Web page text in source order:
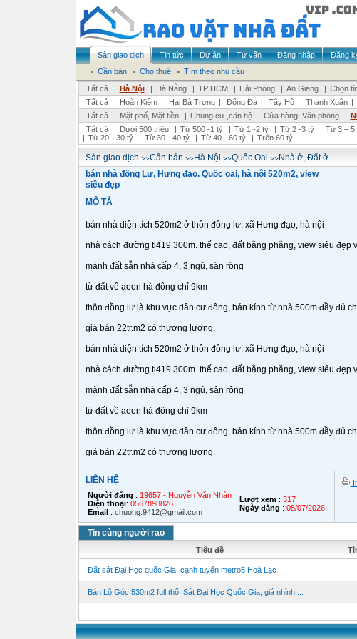
Sàn giao dịch Tin tức Dự án Tư vấn Đăng nhập Đăng
Cần bán
Cho thuê
Tìm theo nhu cầu
Tất cả
| Hà Nội | Đà Nẵng | TP HCM | Hải Phòng | An Giang | Chọn
Tất cả | Hoàn Kiếm | Hai Bà Trưng | Đống Đa | Tây Hồ | Thanh Xuân |
Tất cả
| Mặt phố, Mặt tiền | Chung cư ,căn hộ | Cửa hàng, Văn phòng |
Tất cả
| Dưới 500 triệu | Từ 500 -1 tỷ | Từ 1 -2 tỷ | Từ 2 -3 tỷ | Từ 3 – 5
| Từ 20 - 30 tỷ | Từ 30 - 40 tỷ | Từ 40 - 60 tỷ | Trên 60 tỷ
Sàn giao dịch >>Cần bán >>Hà Nội >>Quốc Oai >>Nhà ở, Đất ở
bán nhà đồng Lư, Hưng đạo. Quốc oai, hà nội 520m2, view
siêu đẹp
MÔ TẢ
bán nhà diện tích 520m2 ở thôn đồng lư, xã Hưng đạo, hà nội
nhà cách đường tl419 300m. thế cao, đất bằng phẳng, view siêu đẹp
mảnh đất sẵn nhà cấp 4, 3 ngủ, sân rộng
từ đất về aeon hà đông chỉ 9km
thôn đồng lư là khu vực dân cư đông, bán kính từ nhà 500m đầy đủ
giá bán 22tr.m2 có thương lượng.
bán nhà diện tích 520m2 ở thôn đồng lư, xã Hưng đạo, hà nội
nhà cách đường tl419 300m. thế cao, đất bằng phẳng, view siêu đẹp
mảnh đất sẵn nhà cấp 4, 3 ngủ, sân rộng
từ đất về aeon hà đông chỉ 9km
thôn đồng lư là khu vực dân cư đông, bán kính từ nhà 500m đầy đủ
giá bán 22tr.m2 có thương lượng.
LIÊN HỆ
Người đăng : 19657 - Nguyễn Văn Nhàn
Điện thoại: 0567898826
Email: chuong.9412@gmail.com
Lượt xem: 317
Ngày đăng : 08/07/2026
Tin cùng người rao
Tiêu đề
Đất sát Đại Học quốc Gia, cạnh tuyến metro5 Hoà Lạc
Bán Lô Góc 530m2 full thổ, Sát Đại Học Quốc Gia, giá nhỉnh ...